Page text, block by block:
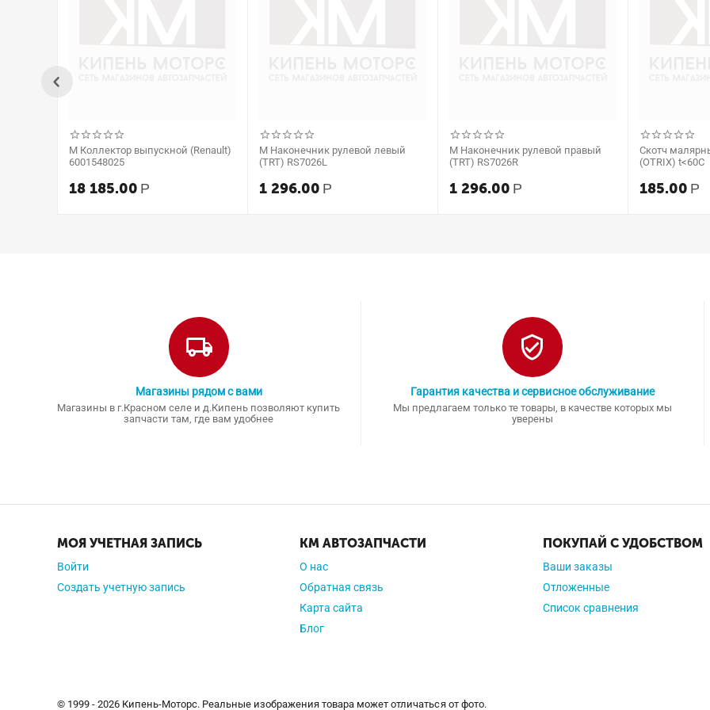
М Коллектор выпускной (Renault)
6001548025
18 185.00 Р
М Наконечник рулевой левый
(TRT) RS7026L
1 296.00 Р
М Наконечник рулевой правый
(TRT) RS7026R
1 296.00 Р
Скотч
(OTRIX) t<60C
185.00 Р
Магазины рядом с вами
Магазины в г.Красном селе и д.Кипень позволяют купить
запчасти там, где вам удобнее
Гарантия качества и сервисное обслуживание
Мы предлагаем только те товары, в качестве которых мы
уверены
МОЯ УЧЕТНАЯ ЗАПИСЬ
Войти
Создать учетную запись
КМ АВТОЗАПЧАСТИ
О нас
Обратная связь
Карта сайта
Блог
ПОКУПАЙ С УДОБСТВОМ
Ваши заказы
Отложенные
Список сравнения
© 1999 - 2026 Кипень-Моторс. Реальные изображения товара может отличаться от фото.